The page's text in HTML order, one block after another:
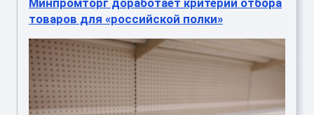
Минпромторг доработает критерии отбора
товаров для «российской полки»